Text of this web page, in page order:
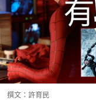
撰文： 許育民